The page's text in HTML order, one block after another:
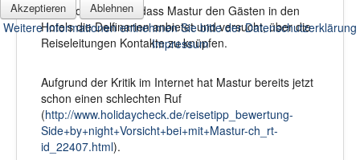
Wir sind informiert, dass Mastur den Gästen in den
Hotels die Delfinarien anbietet und versucht, über die
Reiseleitungen Kontakte zu knüpfen.
Aufgrund der Kritik im Internet hat Mastur bereits jetzt
schon einen schlechten Ruf
(http://www.holidaycheck.de/reisetipp_bewertung-
Side+by+night+Vorsicht+bei+mit+Mastur-ch_rt-
id_22407.html).
Akzeptieren Ablehnen
Weitere Informationen entnehmen Sie bitte der Datenschutzerklärung
Impressum